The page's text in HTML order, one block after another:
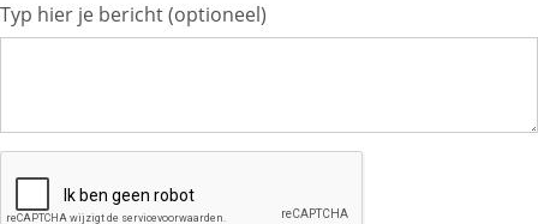
Typ hier je bericht (optioneel)